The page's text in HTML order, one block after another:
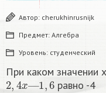
Автор: cherukhinrusnijk
Предмет: Алгебра
Уровень: студенческий
При каком значении
2,4x —1,6 равно -4